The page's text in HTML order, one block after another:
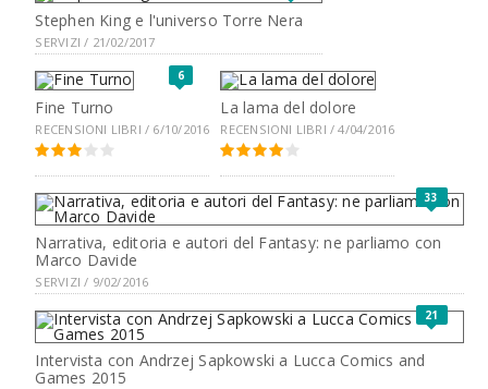
Stephen King e l'universo Torre Nera
SERVIZI / 21/02/2017
6
Fine Turno
RECENSIONI LIBRI / 6/10/2016
La lama del dolore
RECENSIONI LIBRI / 4/04/2016
33
Narrativa, editoria e autori del Fantasy: ne parliamo con
Marco Davide
SERVIZI / 9/02/2016
21
Intervista con Andrzej Sapkowski a Lucca Comics and
Games 2015